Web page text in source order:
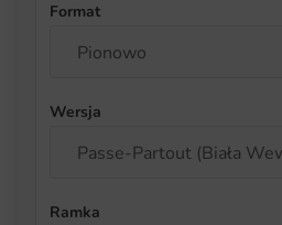
Format
Wersja
Ramka